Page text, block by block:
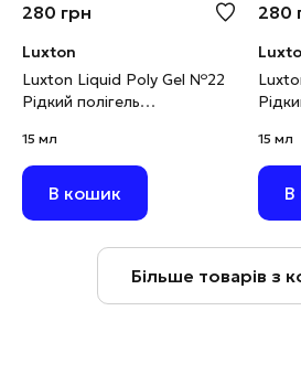
280 грн
Luxton
Luxton Liquid Poly Gel №22
Рідкий полігель
світловідбивний, 15 мл
15 мл
В кошик
280
15 мл
15 мл
В
Більше товарів з